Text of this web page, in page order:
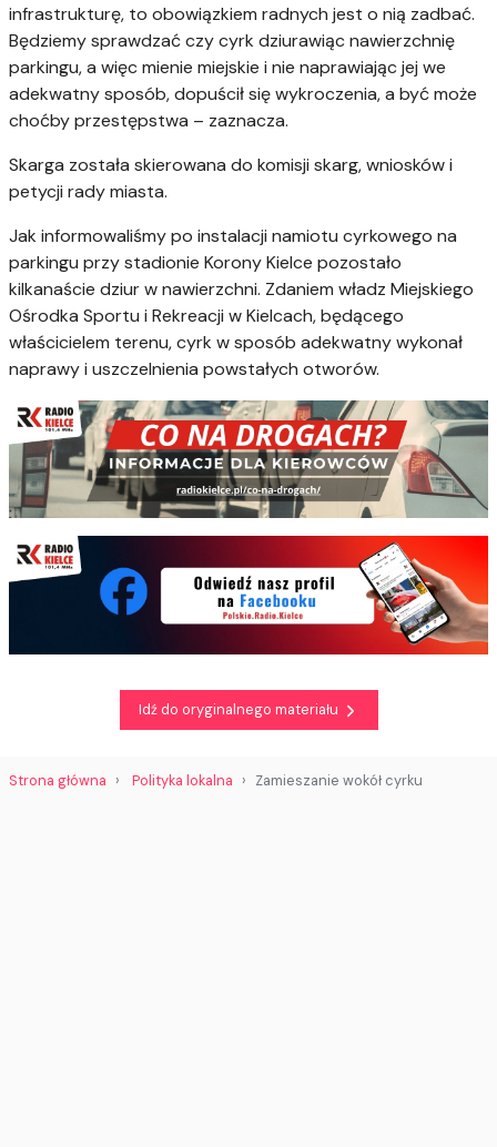
infrastrukturę, to obowiązkiem radnych jest o nią zadbać.
Będziemy sprawdzać czy cyrk dziurawiąc nawierzchnię
parkingu, a więc mienie miejskie i nie naprawiając jej we
adekwatny sposób, dopuścił się wykroczenia, a być może
choćby przestępstwa – zaznacza.
Skarga została skierowana do komisji skarg, wniosków i
petycji rady miasta.
Jak informowaliśmy po instalacji namiotu cyrkowego na
parkingu przy stadionie Korony Kielce pozostało
kilkanaście dziur w nawierzchni. Zdaniem władz Miejskiego
Ośrodka Sportu i Rekreacji w Kielcach, będącego
właścicielem terenu, cyrk w sposób adekwatny wykonał
naprawy i uszczelnienia powstałych otworów.
Idź do oryginalnego materiału
Strona główna Polityka lokalna Zamieszanie wokół cyrku